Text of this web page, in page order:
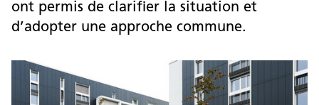
ont permis de clarifier la situation et
d’adopter une approche commune.